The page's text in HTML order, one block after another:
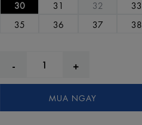
30
31 32 33
35
36 37 38
MUA NGAY